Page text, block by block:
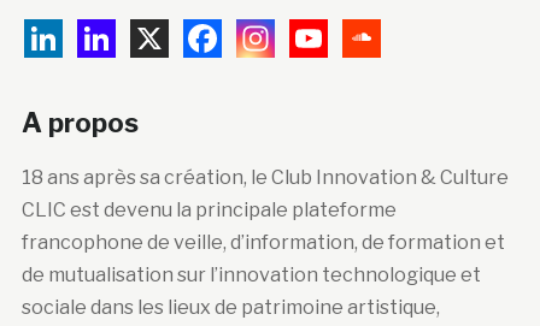
A propos
18 ans après sa création, le Club Innovation & Culture
CLIC est devenu la principale plateforme
francophone de veille, d’information, de formation et
de mutualisation sur l’innovation technologique et
sociale dans les lieux de patrimoine artistique,